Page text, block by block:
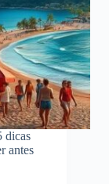
dicas
antes